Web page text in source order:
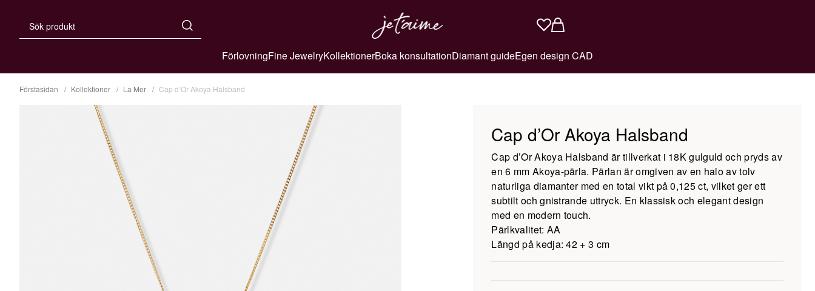
FörlovningFine JewelryKollektionerBoka konsultationDiamant guideEgen design CAD
Förstasidan Kollektioner La Mer Cap d’Or Akoya Halsband
Cap d’Or Akoya Halsband
Cap d’Or Akoya Halsband är tillverkat i 18K gulguld och pryds av
en 6 mm Akoya-pärla. Pärlan är omgiven av en halo av tolv
naturliga diamanter med en total vikt på 0,125 ct, vilket ger ett
subtilt och gnistrande uttryck. En klassisk och elegant design
med en modern touch.
Pärlkvalitet: AA
Längd på kedja: 42 + 3 cm